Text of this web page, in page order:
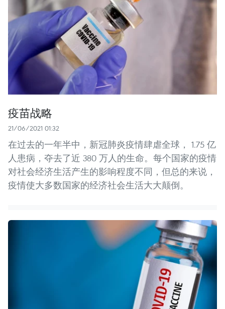
疫苗战略
21/06/2021 01:32
在过去的一年半中，新冠肺炎疫情肆虐全球， 1.75 亿
人患病，夺去了近 380 万人的生命。每个国家的疫情
对社会经济生活产生的影响程度不同，但总的来说，
疫情使大多数国家的经济社会生活大大颠倒。